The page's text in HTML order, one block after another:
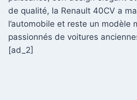
de qualité, la Renault 40CV a
l’automobile et reste un modèle
passionnés de voitures
[ad_2]